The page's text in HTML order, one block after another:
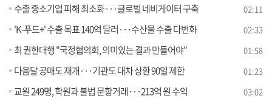
수출 중소기업 피해 최소화···글로벌 네비게이터 구축 02:11
'K-푸드+' 수출 목표 140억 달러···수산물 수출 다변화 02:33
최 권한대행 "국정협의회, 의미있는 결과 만들어야" 01:58
다음달 공매도 재개···기관도 대차 상환 90일 제한 01:23
교원 249명, 학원과 불법 문항거래···213억 원 수익 03:02